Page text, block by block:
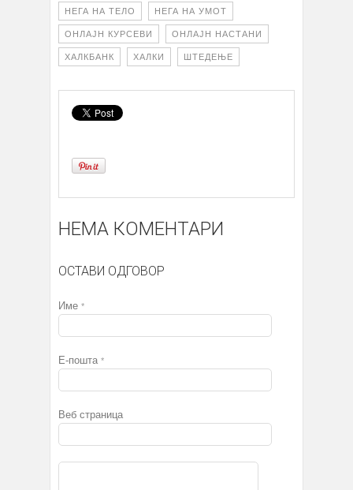
НЕГА НА ТЕЛО НЕГА НА УМОТ
ОНЛАЈН КУРСЕВИ ОНЛАЈН НАСТАНИ
ХАЛКБАНК ХАЛКИ ШТЕДЕЊЕ
НЕМА КОМЕНТАРИ
ОСТАВИ ОДГОВОР
Име *
Е-пошта *
Веб страница